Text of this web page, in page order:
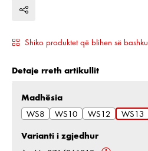
Shiko produktet që blihen së bashku
Detaje rreth artikullit
Zgjidh
Madhësia
WS8
WS10 WS12 WS13
Varianti i zgjedhur